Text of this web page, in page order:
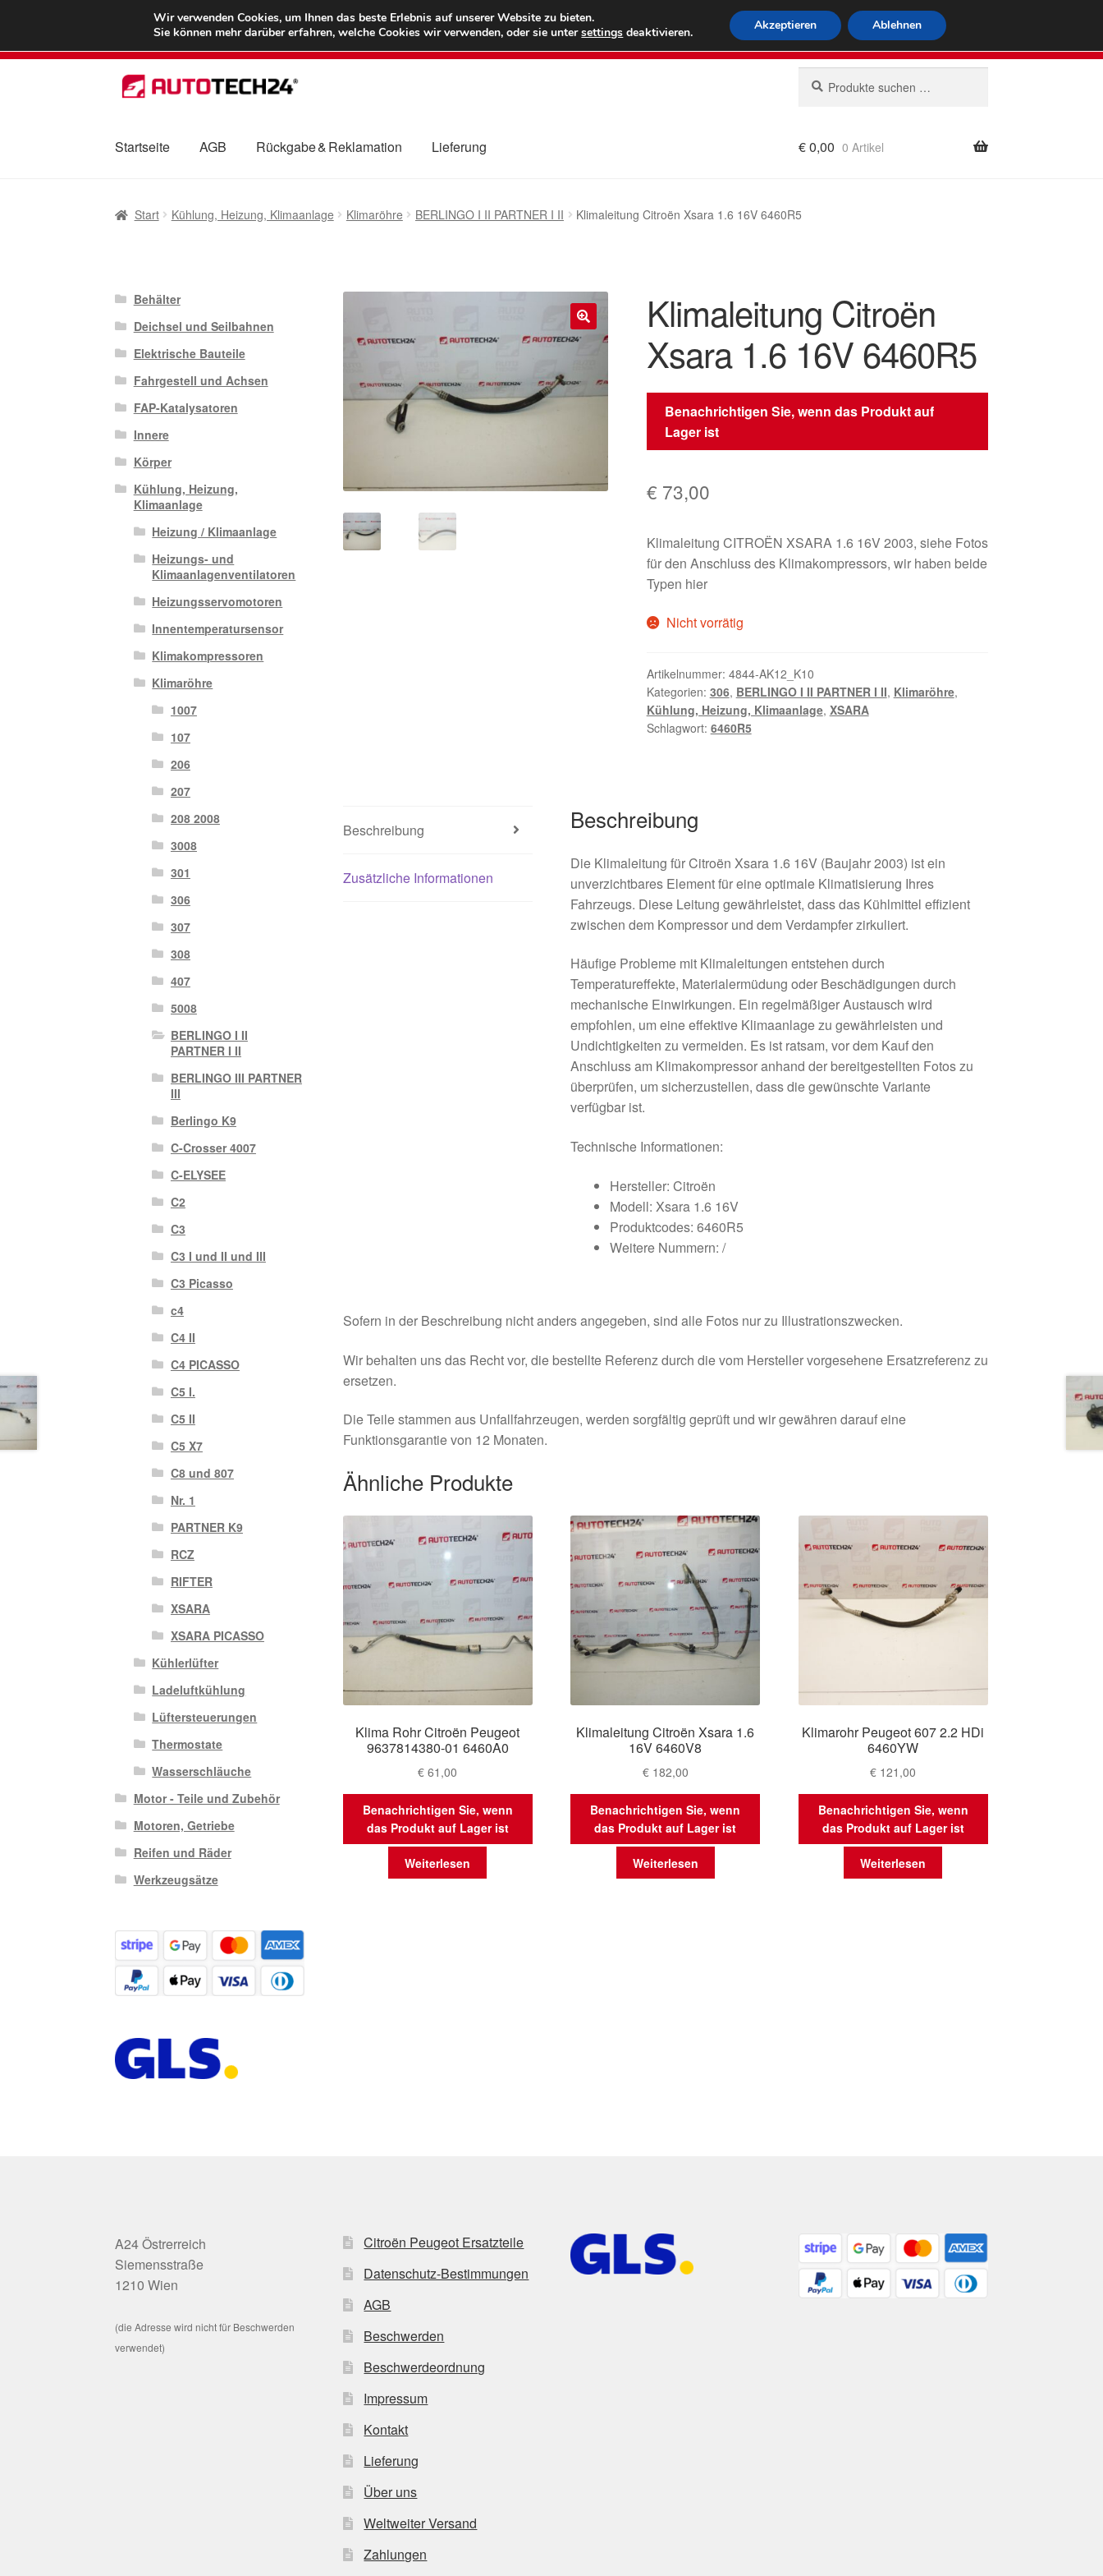
LIEFERUNG ab 6 EUR
Weltweiter Versand
(800) 500 564Mo-Fr 9-16 Uhr
Zur
Navigation
Zum
Inhalt
nach:
Startseite AGB Rückgabe & Reklamation Lieferung €0,00 0 Artikel
Start Kühlung, Heizung, Klimaanlage Klimaröhre BERLINGO I II PARTNER I II Klimaleitung Citroën Xsara 1.6 16V 6460R5
🔍
Klimaleitung Citroën
Xsara 1.6 16V 6460R5
Benachrichtigen Sie, wenn das Produkt auf
Lager ist
€ 73,00
Klimaleitung CITROËN XSARA 1.6 16V 2003, siehe Fotos
für den Anschluss des Klimakompressors, wir haben beide
Typen hier
Nicht vorrätig
Artikelnummer: 4844-AK12_K10
Kategorien: 306, BERLINGO I II PARTNER I II, Klimaröhre,
Kühlung, Heizung, Klimaanlage, XSARA
Schlagwort: 6460R5
Beschreibung
Zusätzliche Informationen
Beschreibung
Die Klimaleitung für Citroën Xsara 1.6 16V (Baujahr 2003) ist ein
unverzichtbares Element für eine optimale Klimatisierung Ihres
Fahrzeugs. Diese Leitung gewährleistet, dass das Kühlmittel effizient
zwischen dem Kompressor und dem Verdampfer zirkuliert.
Häufige Probleme mit Klimaleitungen entstehen durch
Temperatureffekte, Materialermüdung oder Beschädigungen durch
mechanische Einwirkungen. Ein regelmäßiger Austausch wird
empfohlen, um eine effektive Klimaanlage zu gewährleisten und
Undichtigkeiten zu vermeiden. Es ist ratsam, vor dem Kauf den
Anschluss am Klimakompressor anhand der bereitgestellten Fotos zu
überprüfen, um sicherzustellen, dass die gewünschte Variante
verfügbar ist.
Technische Informationen:
Hersteller: Citroën
Modell: Xsara 1.6 16V
Produktcodes: 6460R5
Weitere Nummern: /
Sofern in der Beschreibung nicht anders angegeben, sind alle Fotos nur zu Illustrationszwecken.
Wir behalten uns das Recht vor, die bestellte Referenz durch die vom Hersteller vorgesehene Ersatzreferenz zu
ersetzen.
Die Teile stammen aus Unfallfahrzeugen, werden sorgfältig geprüft und wir gewähren darauf eine
Funktionsgarantie von 12 Monaten.
Ähnliche Produkte
Klima Rohr Citroën Peugeot
9637814380-01 6460A0
€ 61,00
Benachrichtigen Sie, wenn
das Produkt auf Lager ist
Weiterlesen
Klimaleitung Citroën Xsara 1.6
16V 6460V8
€182,00
Benachrichtigen Sie, wenn
das Produkt auf Lager ist
Weiterlesen
Klimarohr Peugeot 607 2.2 HDi
6460YW
€ 121,00
Benachrichtigen Sie, wenn
das Produkt auf Lager ist
Weiterlesen
Behälter
Deichsel und Seilbahnen
Elektrische Bauteile
Fahrgestell und Achsen
FAP-Katalysatoren
Innere
Körper
Kühlung, Heizung,
Klimaanlage
Heizung / Klimaanlage
Heizungs- und
Klimaanlagenventilatoren
Heizungsservomotoren
Innentemperatursensor
Klimakompressoren
Klimaröhre
1007
107
206
207
208 2008
3008
301
306
307
308
407
5008
BERLINGO I II
PARTNER I II
BERLINGO III PARTNER
III
Berlingo K9
C-Crosser 4007
C-ELYSEE
C2
C3
C3 I und II und III
C3 Picasso
c4
C4 II
C4 PICASSO
C5 I.
C5 II
C5 X7
C8 und 807
Nr. 1
PARTNER K9
RCZ
RIFTER
XSARA
XSARA PICASSO
Kühlerlüfter
Ladeluftkühlung
Lüftersteuerungen
Thermostate
Wasserschläuche
Motor - Teile und Zubehör
Motoren, Getriebe
Reifen und Räder
Werkzeugsätze
A24 Östrerreich
Siemensstraße
1210 Wien
(die Adresse wird nicht für Beschwerden
verwendet)
Citroën Peugeot Ersatzteile
Datenschutz-Bestimmungen
AGB
Beschwerden
Beschwerdeordnung
Impressum
Kontakt
Lieferung
Über uns
Weltweiter Versand
Zahlungen
Wir verwenden Cookies, um Ihnen das beste Erlebnis auf unserer Website zu bieten.
Sie können mehr darüber erfahren, welche Cookies wir verwenden, oder sie untersettings deaktivieren. Akzeptieren Ablehnen